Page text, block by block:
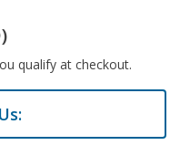
qualify at checkout.